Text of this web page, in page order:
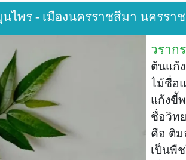
ไพร - เมืองนครราชสีมา นครรา
วราก
ต้นแก้
ไม้ชื่อ
แก้งขี้
ชื่อวิท
คือ ติม
เป็นพืช